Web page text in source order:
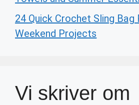
24 Quick Crochet Sling
Weekend Projects
Vi skriver om